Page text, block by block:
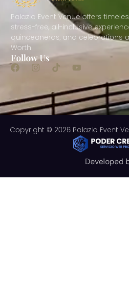
Palazio Event Venue offers
stress-free, all-inclusive
quinceañeras, and celebrations
Worth.
Follow Us
Copyright © 2026 Palazio Event
Developed